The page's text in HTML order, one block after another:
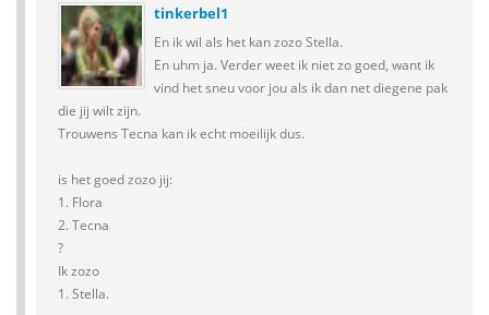
tinkerbel1
En ik wil als het kan zozo Stella.
En uhm ja. Verder weet ik niet zo goed, want ik
vind het sneu voor jou als ik dan net diegene pak
die jij wilt zijn.
Trouwens Tecna kan ik echt moeilijk dus.
is het goed zozo jij:
1. Flora
2. Tecna
?
Ik zozo
1. Stella.